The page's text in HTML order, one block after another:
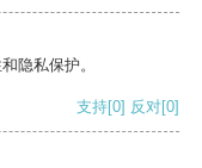
隐私保护。
支持[0] 反对[0]